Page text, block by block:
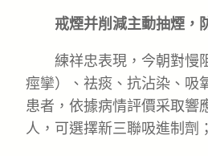
戒煙并削減主動抽煙，
練祥忠表現，今朝對慢
痙攣）、祛痰、抗沾染、吸
患者，依據病情評價采取響
人，可選擇新三聯吸進制劑